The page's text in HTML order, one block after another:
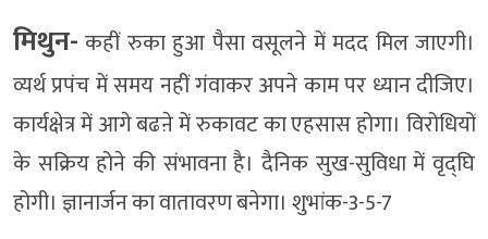
मिथुन- कहीं रुका हुआ पैसा वसूलने में मदद मिल जाएगी।
व्यर्थ प्रपंच में समय नहीं गंवाकर अपने काम पर ध्यान दीजिए।
कार्यक्षेत्र में आगे बढऩे में रुकावट का एहसास होगा। विरोधियों
के सक्रिय होने की संभावना है। दैनिक सुख-सुविधा में वृद्घि
होगी। ज्ञानार्जन का वातावरण बनेगा। शुभांक-3-5-7